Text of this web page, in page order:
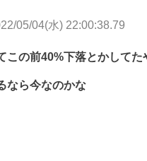
05/04(水) 22:00:38.79
この前40%下落とかしてた
なら今なのかな